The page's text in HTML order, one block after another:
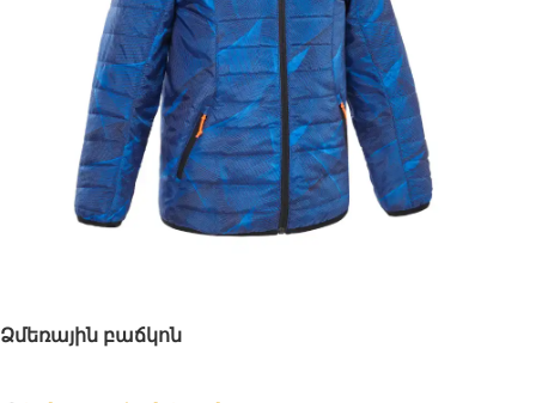
Ձմեռային բաճկոն